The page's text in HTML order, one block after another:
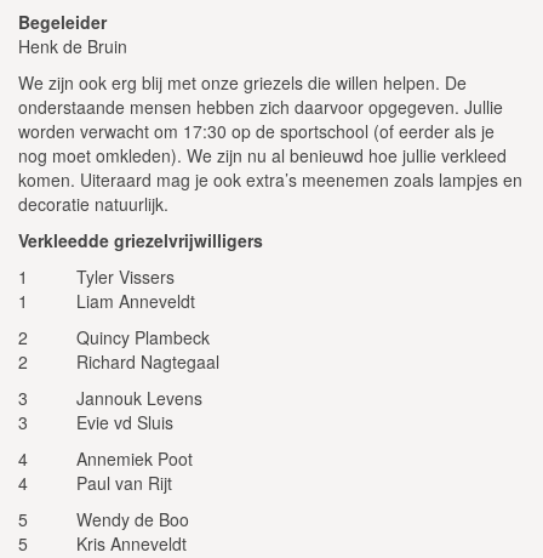
Begeleider
Henk de Bruin
We zijn ook erg blij met onze griezels die willen helpen. De
onderstaande mensen hebben zich daarvoor opgegeven. Jullie
worden verwacht om 17:30 op de sportschool (of eerder als je
nog moet omkleden). We zijn nu al benieuwd hoe jullie verkleed
komen. Uiteraard mag je ook extra’s meenemen zoals lampjes en
decoratie natuurlijk.
Verkleedde griezelvrijwilligers
1 Tyler Vissers
1 Liam Anneveldt
2 Quincy Plambeck
2 Richard Nagtegaal
3 Jannouk Levens
3 Evie vd Sluis
4 Annemiek Poot
4 Paul van Rijt
5 Wendy de Boo
5 Kris Anneveldt